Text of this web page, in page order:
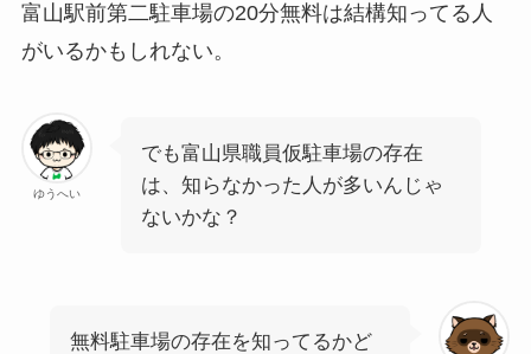
富山駅前第二駐車場の20分無料は結構知ってる人
がいるかもしれない。
ゆうへい
でも富山県職員仮駐車場の存在
は、知らなかった人が多いんじゃ
ないかな？
無料駐車場の存在を知ってるかど